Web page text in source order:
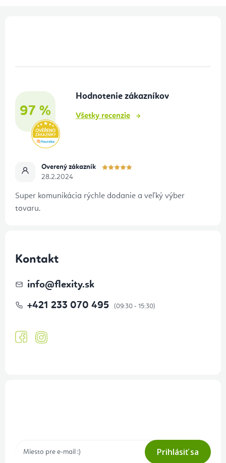
97 %
Hodnotenie zákazníkov
Všetky recenzie
Overený zákazník
28.2.2024
Super komunikácia rýchle dodanie a veľký výber
tovaru.
Kontakt
info@flexity.sk
+421 233 070 495
Prihlásiť sa